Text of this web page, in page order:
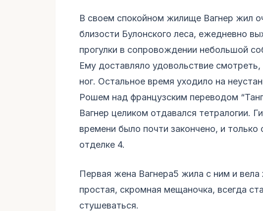
В своем спокойном жилище Вагнер жил
близости Булонского леса, ежедневно
прогулки в сопровождении небольшой
Ему доставляло удовольствие смотреть,
ног. Остальное время уходило на
Рошем над французским переводом
Вагнер целиком отдавался тетралогии.
времени было почти закончено, и только
отделке 4.
Первая жена Вагнера5 жила с ним и вела
простая, скромная мещаночка, всегда
стушеваться.